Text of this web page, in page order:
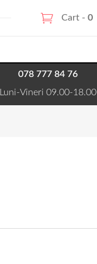
Cart -0
078 777 84 76
Luni-Vineri 09.00-18.00